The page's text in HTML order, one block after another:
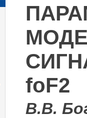
foF2
В.В.